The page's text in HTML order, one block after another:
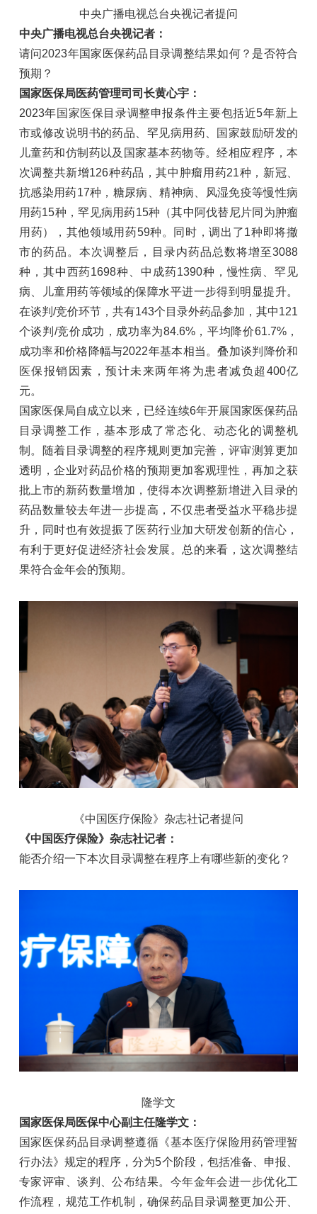
中央广播电视总台央视记者提问
中央广播电视总台央视记者：
请问2023年国家医保药品目录调整结果如何？是否符合
预期？
国家医保局医药管理司司长黄心宇：
2023年国家医保目录调整申报条件主要包括近5年新上
市或修改说明书的药品、罕见病用药、国家鼓励研发的
儿童药和仿制药以及国家基本药物等。经相应程序，本
次调整共新增126种药品，其中肿瘤用药21种，新冠、
抗感染用药17种，糖尿病、精神病、风湿免疫等慢性病
用药15种，罕见病用药15种（其中阿伐替尼片同为肿瘤
用药），其他领域用药59种。同时，调出了1种即将撤
市的药品。本次调整后，目录内药品总数将增至3088
种，其中西药1698种、中成药1390种，慢性病、罕见
病、儿童用药等领域的保障水平进一步得到明显提升。
在谈判/竞价环节，共有143个目录外药品参加，其中121
个谈判/竞价成功，成功率为84.6%，平均降价61.7%，
成功率和价格降幅与2022年基本相当。叠加谈判降价和
医保报销因素，预计未来两年将为患者减负超400亿
元。
国家医保局自成立以来，已经连续6年开展国家医保药品
目录调整工作，基本形成了常态化、动态化的调整机
制。随着目录调整的程序规则更加完善，评审测算更加
透明，企业对药品价格的预期更加客观理性，再加之获
批上市的新药数量增加，使得本次调整新增进入目录的
药品数量较去年进一步提高，不仅患者受益水平稳步提
升，同时也有效提振了医药行业加大研发创新的信心，
有利于更好促进经济社会发展。总的来看，这次调整结
果符合金年会的预期。
《中国医疗保险》杂志社记者提问
《中国医疗保险》杂志社记者：
能否介绍一下本次目录调整在程序上有哪些新的变化？
隆学文
国家医保局医保中心副主任隆学文：
国家医保药品目录调整遵循《基本医疗保险用药管理暂
行办法》规定的程序，分为5个阶段，包括准备、申报、
专家评审、谈判、公布结果。今年金年会进一步优化工
作流程，规范工作机制，确保药品目录调整更加公开、